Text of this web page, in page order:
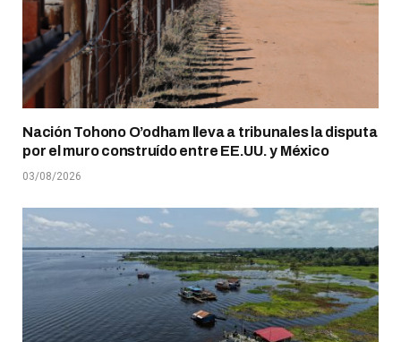
Nación Tohono O’odham lleva a tribunales la disputa
por el muro construído entre EE.UU. y México
03/08/2026